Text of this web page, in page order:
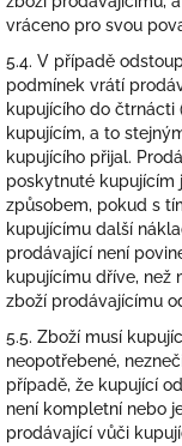
vráceno pro svou
5.4. V případě
podmínek vrátí
kupujícího do čtrnácti
kupujícím, a to
kupujícího přijal.
poskytnuté kupujícím
způsobem, pokud s
kupujícímu další
prodávající není
kupujícímu dříve, než
zboží prodávajícímu
5.5. Zboží musí
neopotřebené,
případě, že kupující
není kompletní nebo
prodávající vůči